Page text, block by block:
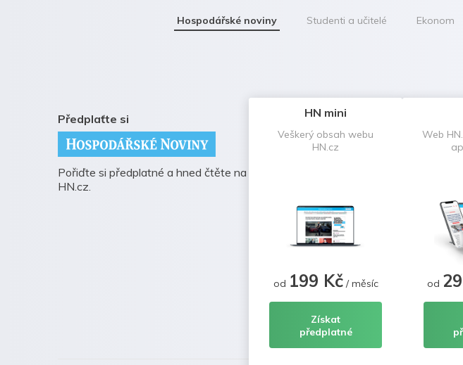
Hospodářské noviny Studenti a učitelé Ekonom
Předplaťte si
Pořiďte si předplatné a hned čtěte na
HN.cz.
HN mini
Veškerý obsah webu
HN.cz
od 199 Kč/ měsíc
Získat
předplatné
Web
od